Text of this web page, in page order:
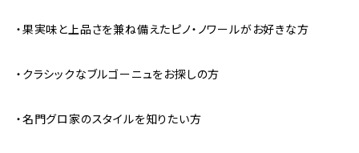
・果実味と上品さを兼ね備えたピノ・ノワールがお好きな方
・クラシックなブルゴーニュをお探しの方
・名門グロ家のスタイルを知りたい方